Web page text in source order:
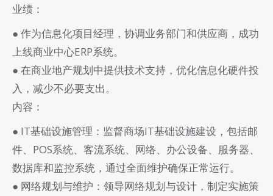
业绩：
● 作为信息化项目经理，协调业务部门和供应商，成功
上线商业中心ERP系统。
● 在商业地产规划中提供技术支持，优化信息化硬件投
入，减少不必要支出。
内容：
● IT基础设施管理：监督商场IT基础设施建设，包括邮
件、POS系统、客流系统、网络、办公设备、服务器、
数据库和监控系统，通过全面维护确保正常运行。
● 网络规划与维护：领导网络规划与设计，制定实施策